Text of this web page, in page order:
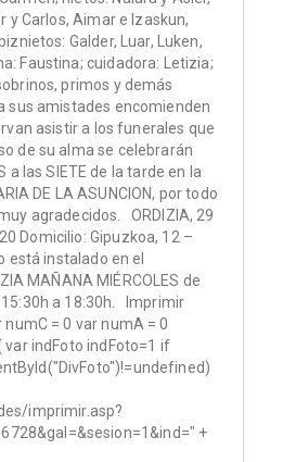
y Carlos, Aimar e Izaskun,
Galder, Luar, Luken,
Faustina; cuidadora: Letizia;
primos y demás
amistades encomienden
asistir a los funerales que
de su alma se celebrarán
a las SIETE de la tarde en la
DE LA ASUNCION, por todo
agradecidos. ORDIZIA, 29
Domicilio: Gipuzkoa, 12 –
está instalado en el
MAÑANA MIÉRCOLES de
15:30h a 18:30h. Imprimir
= 0 var numA = 0
indFoto indFoto=1 if
imprimir.asp?
+